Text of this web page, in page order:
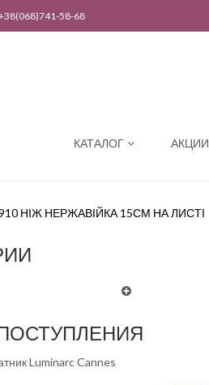
58-68
КАТАЛОГ АКЦИИ
НІЖ НЕРЖАВІЙКА 15СМ НА ЛИСТІ